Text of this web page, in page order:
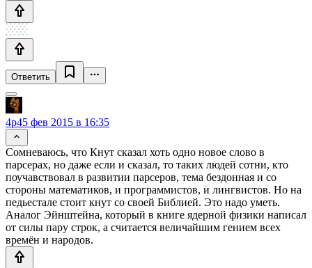
Ответить
4p45 фев 2015 в 16:35
Сомневаюсь, что Кнут сказал хоть одно новое слово в
парсерах, но даже если и сказал, то таких людей сотни, кто
поучавствовал в развитии парсеров, тема бездонная и со
стороны математиков, и программистов, и лингвистов. Но на
педьестале стоит кнут со своей Библией. Это надо уметь.
Аналог Эйнштейна, который в книге ядерной физики написал
от силы пару строк, а считается величайшим гением всех
времён и народов.